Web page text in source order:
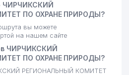
ЧИРЧИКСКИЙ
ПО ОХРАНЕ ПРИРОДЫ?
вы можете
на нашем сайте
ЧИРЧИКСКИЙ
ПО ОХРАНЕ ПРИРОДЫ?
РЕГИОНАЛЬНЫЙ КОМИТЕТ